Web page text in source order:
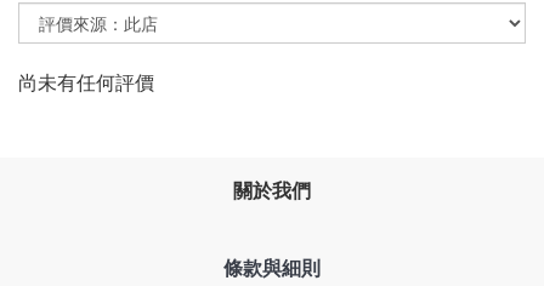
尚未有任何評價
關於我們
條款與細則